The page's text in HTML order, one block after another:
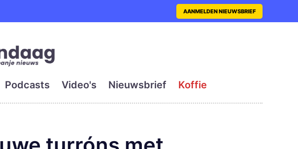
krant met actueel en
AANMELDEN NIEUWSBRIEF
Podcasts Video's Nieuwsbrief Koffie